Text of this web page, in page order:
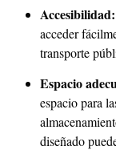
Accesibilidad:
acceder
transporte
Espacio
espacio para
diseñado